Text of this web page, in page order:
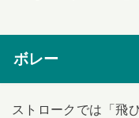
ボレー
ストロークでは「飛